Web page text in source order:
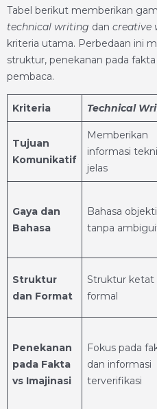
Tabel berikut memberikan
technical writing dan creative
kriteria utama. Perbedaan ini
struktur, penekanan pada
pembaca.
Kriteria Technical
Tujuan
Komunikatif
Memberikan
informasi
jelas
Gaya dan
Bahasa
Bahasa
tanpa
Struktur
dan Format
Struktur ketat
formal
Penekanan
pada Fakta
vs Imajinasi
Fokus pada
dan informasi
terverifikasi